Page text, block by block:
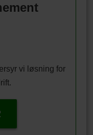
vi løsning for